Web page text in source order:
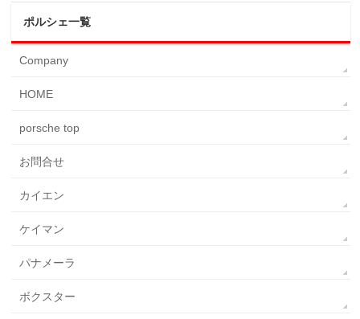
ポルシェ一覧
Company
HOME
porsche top
お問合せ
カイエン
ケイマン
パナメーラ
ボクスター